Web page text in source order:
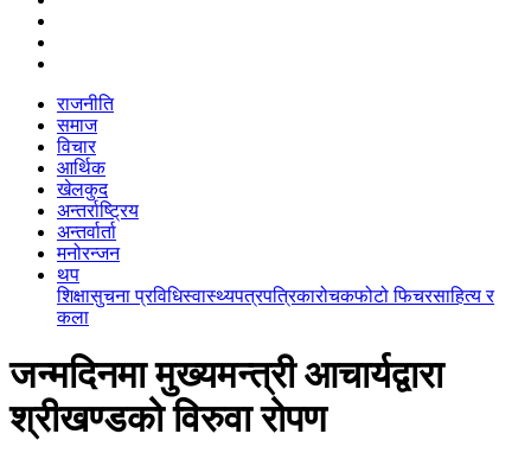
राजनीति
समाज
विचार
आर्थिक
खेलकुद
अन्तर्राष्ट्रिय
अन्तर्वार्ता
मनोरन्जन
थप
शिक्षासुचना प्रविधिस्वास्थ्यपत्रपत्रिकारोचकफोटो फिचरसाहित्य र
कला
जन्मदिनमा मुख्यमन्त्री आचार्यद्वारा
श्रीखण्डको विरुवा रोपण